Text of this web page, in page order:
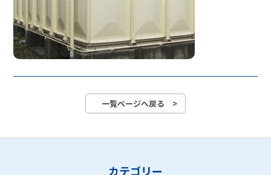
一覧ページへ戻る >
カテゴリー